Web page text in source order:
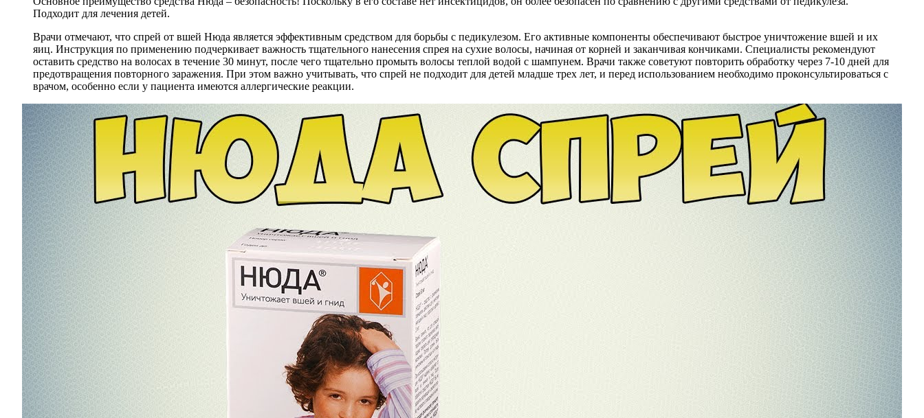
Подходит для лечения детей.
Врачи отмечают, что спрей от вшей Нюда является эффективным средством для борьбы с педикулезом. Его активные компоненты обеспечивают быстрое уничтожение вшей и их
яиц. Инструкция по применению подчеркивает важность тщательного нанесения спрея на сухие волосы, начиная от корней и заканчивая кончиками. Специалисты рекомендуют
оставить средство на волосах в течение 30 минут, после чего тщательно промыть волосы теплой водой с шампунем. Врачи также советуют повторить обработку через 7-10 дней для
предотвращения повторного заражения. При этом важно учитывать, что спрей не подходит для детей младше трех лет, и перед использованием необходимо проконсультироваться с
врачом, особенно если у пациента имеются аллергические реакции.